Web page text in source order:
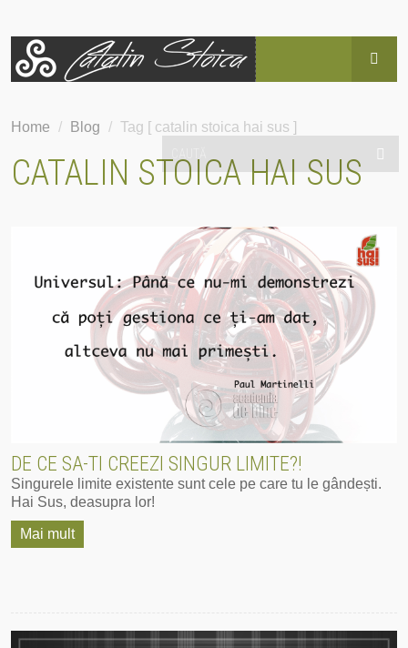
EVENIMENTE
Home / Blog / Tag [ catalin stoica hai sus ]
CATALIN STOICA HAI SUS
DE CE SA-TI CREEZI SINGUR LIMITE?!
Singurele ‪‎limite‬ existente sunt cele pe care tu le gândești.
Hai Sus, deasupra lor!
Mai mult